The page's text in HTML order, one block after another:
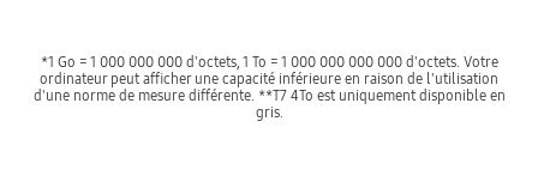
*1 Go = 1 000 000 000 d'octets, 1 To = 1 000 000 000 000 d'octets. Votre
ordinateur peut afficher une capacité inférieure en raison de l'utilisation
d'une norme de mesure différente. **T7 4To est uniquement disponible en
gris.